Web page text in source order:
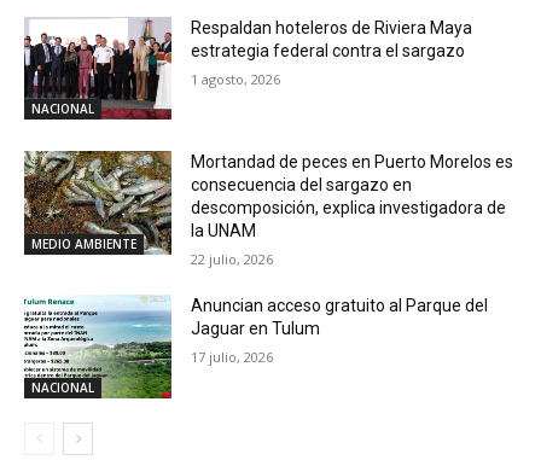
NACIONAL
Respaldan hoteleros de Riviera Maya
estrategia federal contra el sargazo
1 agosto, 2026
MEDIO AMBIENTE
Mortandad de peces en Puerto Morelos es
consecuencia del sargazo en
descomposición, explica investigadora de
la UNAM
22 julio, 2026
NACIONAL
Anuncian acceso gratuito al Parque del
Jaguar en Tulum
17 julio, 2026